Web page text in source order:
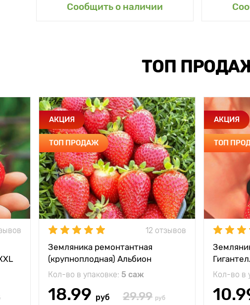
Сообщить о наличии
ТОП
АКЦИЯ
ТОП ПРОДАЖ
12 отзывов
Земляника ремонтантная
(крупноплодная) Альбион
Кол-во в упаковке: 5 саж
18.99 руб 29.99 руб
АКЦИЯ
ТОП
Кол-во в